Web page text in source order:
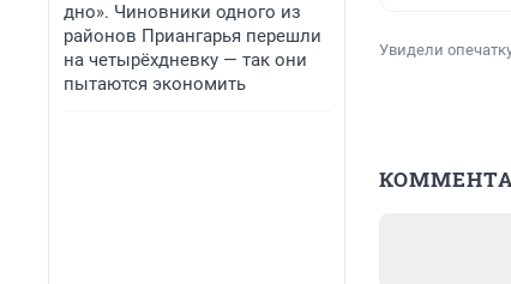
дно». Чиновники одного из
районов Приангарья перешли
на четырёхдневку — так они
пытаются экономить
Увидели